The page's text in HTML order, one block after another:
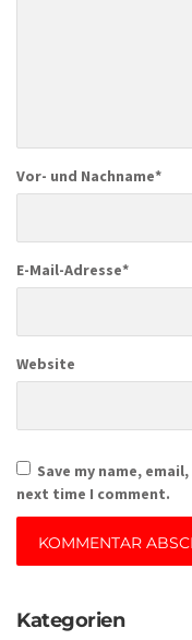
Vor- und Nachname*
E-Mail-Adresse*
Website
Save my name,
next time I comment.
Kategorien